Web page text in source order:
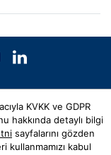
KVKK ve GDPR
hakkında detaylı bilgi
sayfalarını gözden
kabul